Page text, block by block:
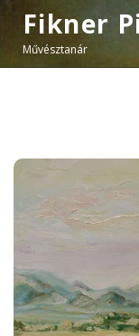
Fikner
Művésztanár